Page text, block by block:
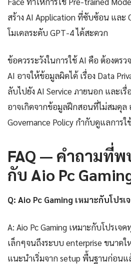
สร้าง AI Application ที่ซับซ้อน และ
โมเดลระดับ GPT-4 ได้สะดวก
ข้อควรระวังในการใช้ AI คือ ต้องตร
AI อาจให้ข้อมูลผิดได้ เรื่อง Data
ลับไปยัง AI Service ภายนอก และเรื่
อาจเกิดจากข้อมูลฝึกสอนที่ไม่สมดุล
Governance Policy กำกับดูแลการใ
FAQ — คำถามที่พ
กับ Aio Pc
Q: Aio Pc Gaming เหมาะกับโปร
A: Aio Pc Gaming เหมาะกับโปรเจ
เล็กๆจนถึงระบบ enterprise ขนาด
แนะนำเริ่มจาก setup พื้นฐานก่อน